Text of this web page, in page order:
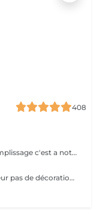
408
A partir de 3 ongles cassés le jour du remplissage c'est a noter une nouvelle pose.
Uniquement un remplissage avec couleur pas de décoration inclus.